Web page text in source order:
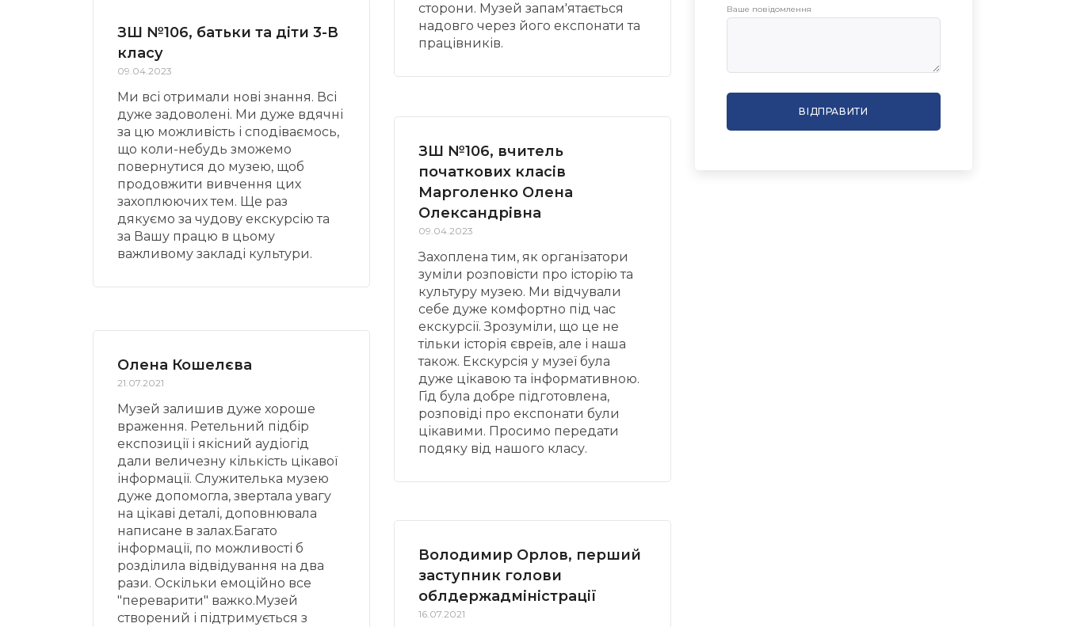
Ваше повідомлення
ВІДПРАВИТИ
сторони. Музей запам'ятається
надовго через його експонати та
працівників.
ЗШ №106, батьки та діти 3-В
класу
09.04.2023
Ми всі отримали нові знання. Всі
дуже задоволені. Ми дуже вдячні
за цю можливість і сподіваємось,
що коли-небудь зможемо
повернутися до музею, щоб
продовжити вивчення цих
захоплюючих тем. Ще раз
дякуємо за чудову екскурсію та
за Вашу працю в цьому
важливому закладі культури.
ЗШ №106, вчитель
початкових класів
Марголенко Олена
Олександрівна
09.04.2023
Захоплена тим, як організатори
зуміли розповісти про історію та
культуру музею. Ми відчували
себе дуже комфортно під час
екскурсії. Зрозуміли, що це не
тільки історія євреїв, але і наша
також. Екскурсія у музеї була
дуже цікавою та інформативною.
Гід була добре підготовлена,
розповіді про експонати були
цікавими. Просимо передати
подяку від нашого класу.
Олена Кошелєва
21.07.2021
Музей залишив дуже хороше
враження. Ретельний підбір
експозиції і якісний аудіогід
дали величезну кількість цікавої
інформації. Служителька музею
дуже допомогла, звертала увагу
на цікаві деталі, доповнювала
написане в залах.Багато
інформації, по можливості б
розділила відвідування на два
рази. Оскільки емоційно все
"переварити" важко.Музей
створений і підтримується з
Володимир Орлов, перший
заступник голови
облдержадміністрації
16.07.2021